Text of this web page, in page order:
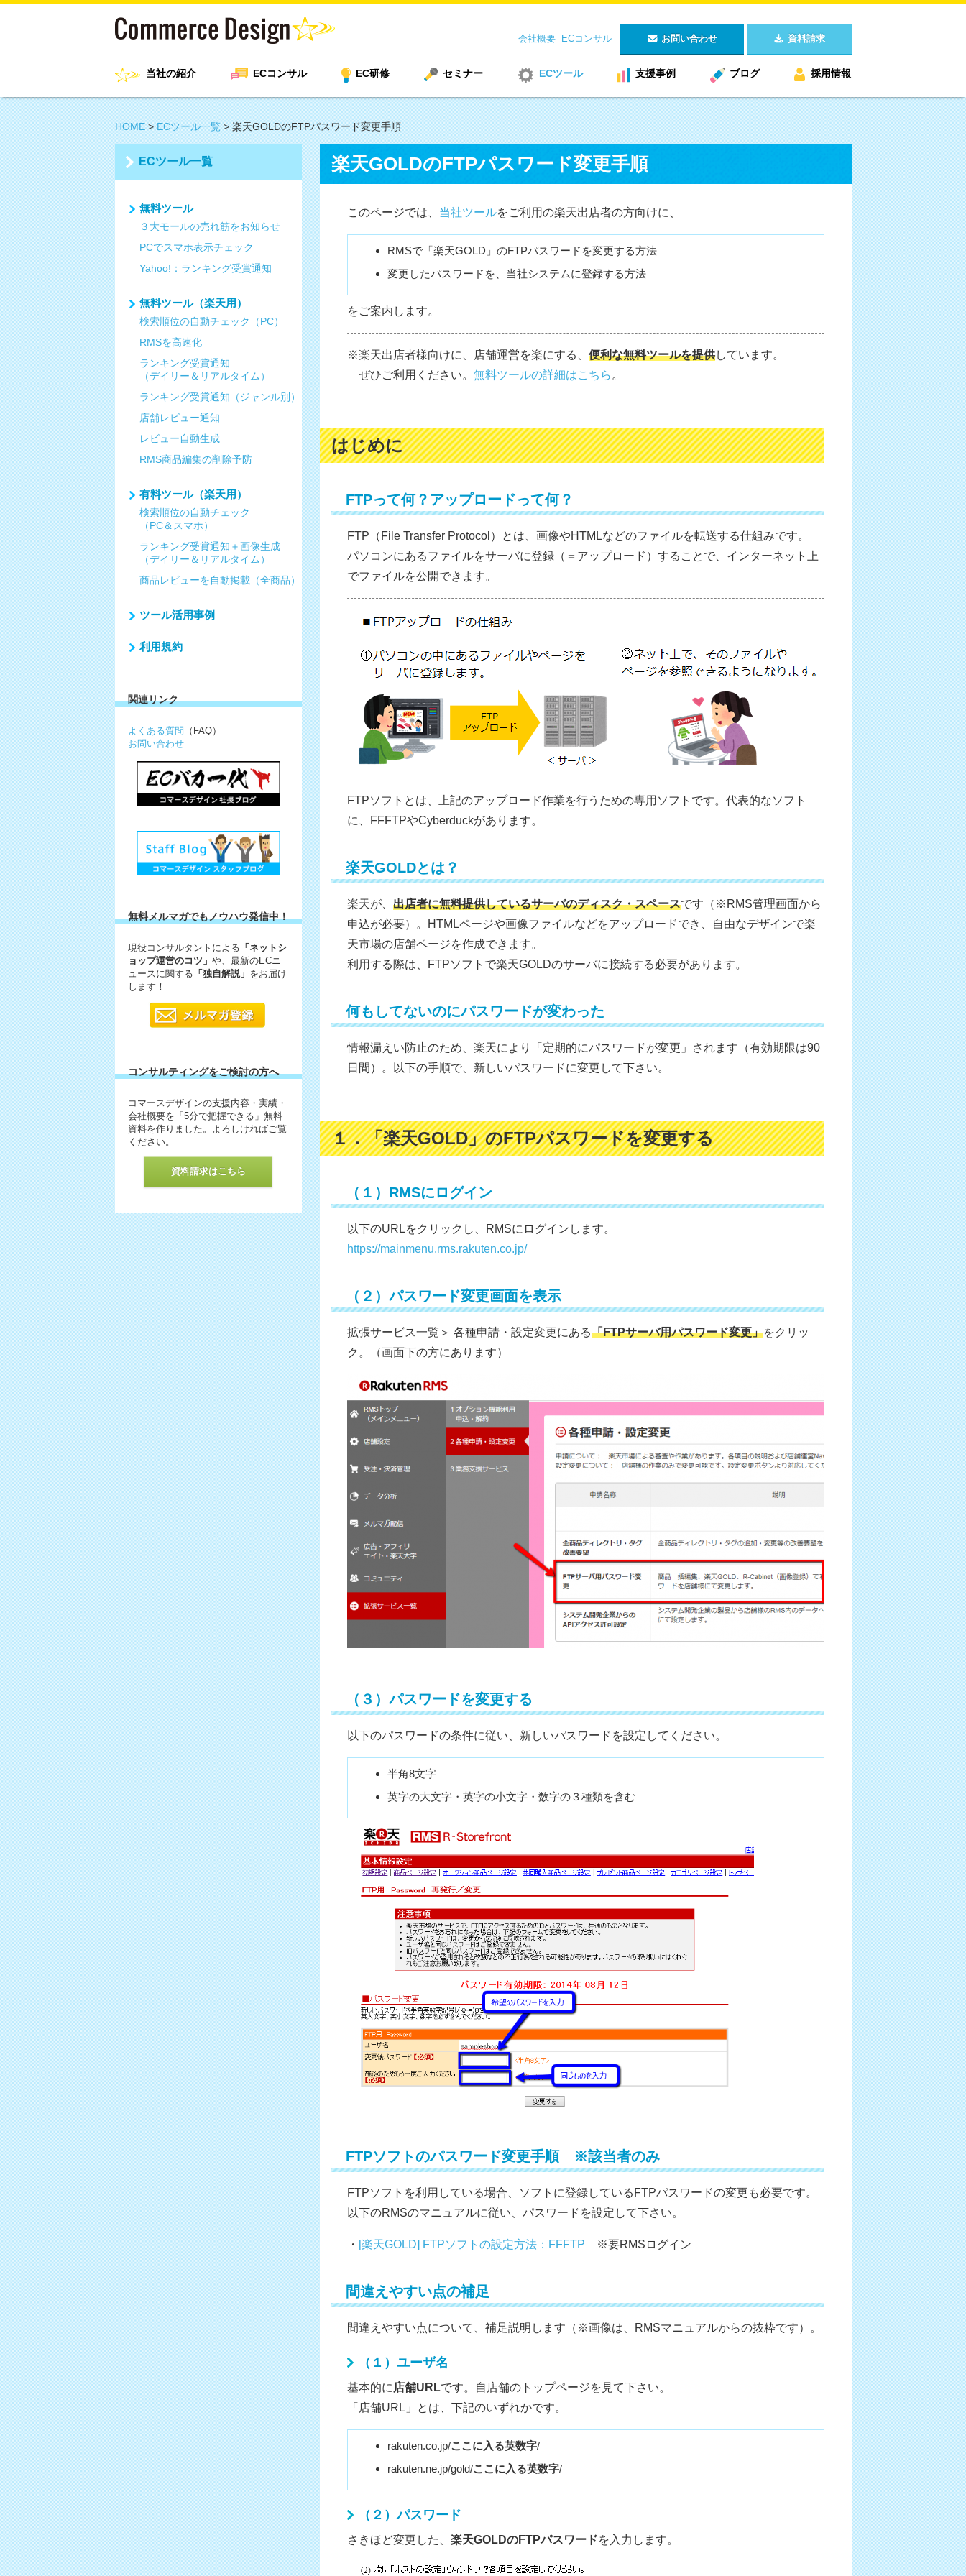
会社概要 ECコンサル お問い合わせ 資料請求
当社の紹介 ECコンサル EC研修 セミナー ECツール 支援事例 ブログ 採用情報
HOME>ECツール一覧>楽天GOLDのFTPパスワード変更手順
楽天GOLDのFTPパスワード変更手順
このページでは、 当社ツールをご利用の楽天出店者の方向けに、
RMSで「楽天GOLD」のFTPパスワードを変更する方法
変更したパスワードを、当社システムに登録する方法
をご案内します。
※楽天出店者様向けに、店舗運営を楽にする、 便利な無料ツールを提供しています。
ぜひご利用ください。 無料ツールの詳細はこちら 。
はじめに
FTPって何？アップロードって何？
FTP（File Transfer Protocol）とは、画像やHTMLなどのファイルを転送する仕組みです。
パソコンにあるファイルをサーバに登録（＝アップロード）することで、インターネット上
でファイルを公開できます。
FTPソフトとは、上記のアップロード作業を行うための専用ソフトです。代表的なソフト
に、FFFTPやCyberduckがあります。
楽天GOLDとは？
楽天が、 出店者に無料提供しているサーバのディスク・スペースです（※RMS管理画面から
申込が必要）。HTMLページや画像ファイルなどをアップロードでき、自由なデザインで楽
天市場の店舗ページを作成できます。
利用する際は、FTPソフトで楽天GOLDのサーバに接続する必要があります。
何もしてないのにパスワードが変わった
情報漏えい防止のため、楽天により「定期的にパスワードが変更」されます（有効期限は90
日間）。以下の手順で、新しいパスワードに変更して下さい。
１．「楽天GOLD」のFTPパスワードを変更する
（１）RMSにログイン
以下のURLをクリックし、RMSにログインします。
https://mainmenu.rms.rakuten.co.jp/
（２）パスワード変更画面を表示
拡張サービス一覧＞ 各種申請・設定変更にある「FTPサーバ用パスワード変更」をクリッ
ク。（画面下の方にあります）
（３）パスワードを変更する
以下のパスワードの条件に従い、新しいパスワードを設定してください。
半角8文字
英字の大文字・英字の小文字・数字の３種類を含む
FTPソフトのパスワード変更手順 ※該当者のみ
FTPソフトを利用している場合、ソフトに登録しているFTPパスワードの変更も必要です。
以下のRMSのマニュアルに従い、パスワードを設定して下さい。
・ [楽天GOLD] FTPソフトの設定方法：FFFTP ※要RMSログイン
間違えやすい点の補足
間違えやすい点について、補足説明します（※画像は、RMSマニュアルからの抜粋です）。
（１）ユーザ名
基本的に 店舗URLです。自店舗のトップページを見て下さい。
「店舗URL」とは、下記のいずれかです。
rakuten.co.jp/ここに入る英数字/
rakuten.ne.jp/gold/ここに入る英数字/
（２）パスワード
さきほど変更した、 楽天GOLDのFTPパスワードを入力します。
ECツール一覧
無料ツール
３大モールの売れ筋をお知らせ
PCでスマホ表示チェック
Yahoo!：ランキング受賞通知
無料ツール（楽天用）
検索順位の自動チェック（PC）
RMSを高速化
ランキング受賞通知
（デイリー＆リアルタイム）
ランキング受賞通知（ジャンル別）
店舗レビュー通知
レビュー自動生成
RMS商品編集の削除予防
有料ツール（楽天用）
検索順位の自動チェック
（PC＆スマホ）
ランキング受賞通知＋画像生成
（デイリー＆リアルタイム）
商品レビューを自動掲載（全商品）
ツール活用事例
利用規約
関連リンク
よくある質問 （FAQ）
お問い合わせ
無料メルマガでもノウハウ発信中！
現役コンサルタントによる 「ネットシ
ョップ運営のコツ」 や、最新のECニ
ュースに関する 「独自解説」 をお届け
します！
コンサルティングをご検討の方へ
コマースデザインの支援内容・実績・
会社概要を「5分で把握できる」無料
資料を作りました。よろしければご覧
ください。
資料請求はこちら